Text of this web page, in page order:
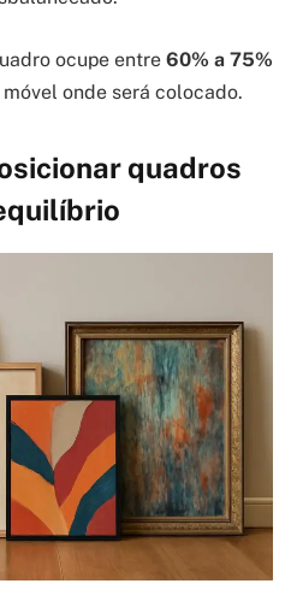
ocupe entre 60% a 75%
onde será colocado.
quadros